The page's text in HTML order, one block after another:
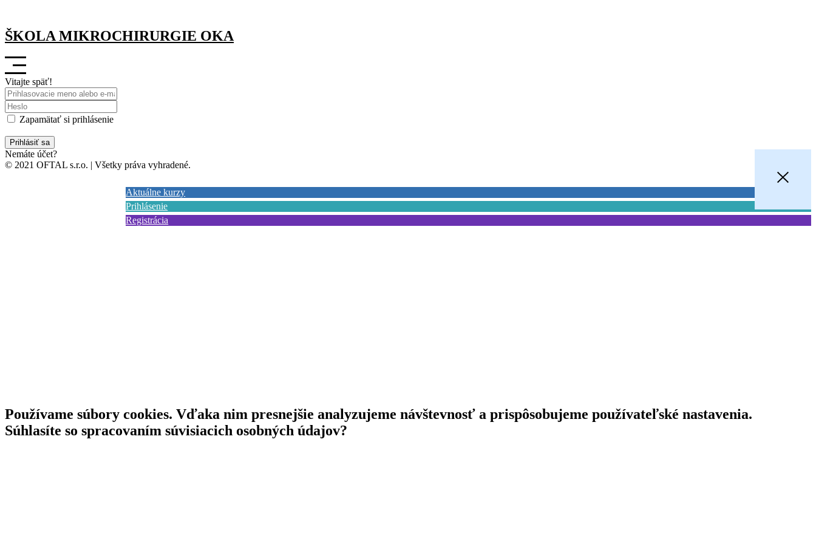
ŠKOLA MIKROCHIRURGIE OKA
Vitajte späť!
Zapamätať si prihlásenie
Prihlásiť sa
Nemáte účet?
© 2021 OFTAL s.r.o. | Všetky práva vyhradené.
Aktuálne kurzy
Prihlásenie
Registrácia
Používame súbory cookies. Vďaka nim presnejšie analyzujeme návštevnosť a prispôsobujeme používateľské nastavenia.
Súhlasíte so spracovaním súvisiacich osobných údajov?